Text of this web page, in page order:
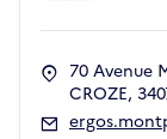
70 Avenue
CROZE,